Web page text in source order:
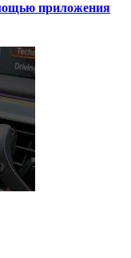
приложения